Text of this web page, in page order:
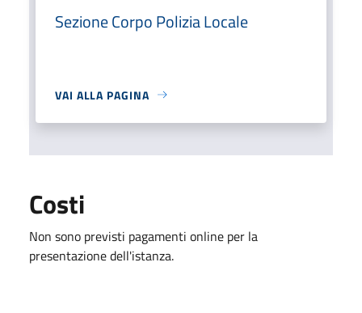
Sezione Corpo Polizia Locale
VAI ALLA PAGINA
Costi
Non sono previsti pagamenti online per la
presentazione dell'istanza.